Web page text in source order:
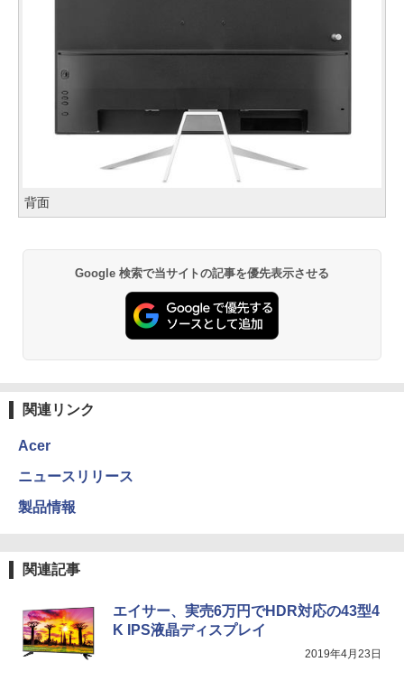
背面
Google 検索で当サイトの記事を優先表示させる
関連リンク
Acer
ニュースリリース
製品情報
関連記事
エイサー、実売6万円でHDR対応の43型4
K IPS液晶ディスプレイ
2019年4月23日